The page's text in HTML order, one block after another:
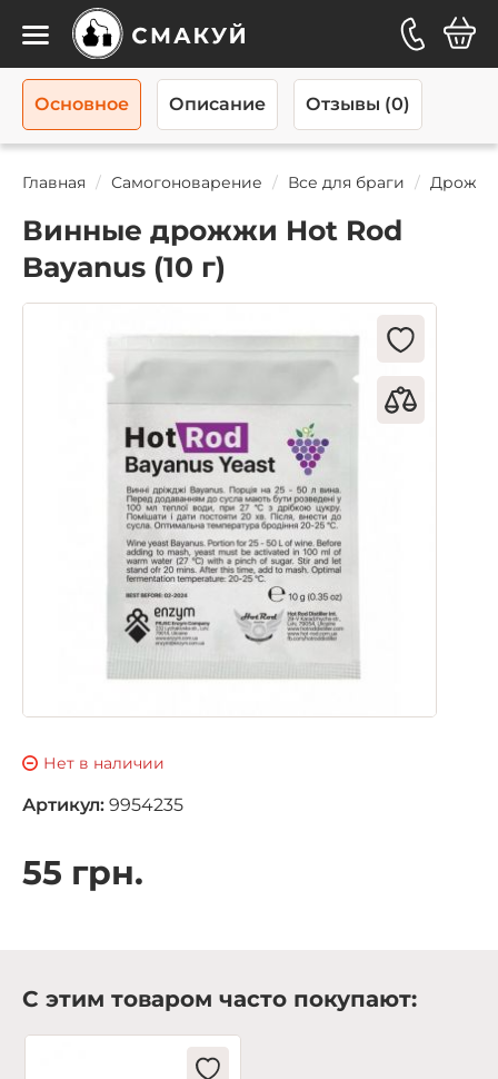
Каталог
Главная Самогоноварение Все для браги
Винные дрожжи Hot Rod
Bayanus (10 г)
Нет в наличии
Артикул: 9954235
55 грн.
С этим товаром часто покупают:
Основное Описание Отзывы (0)